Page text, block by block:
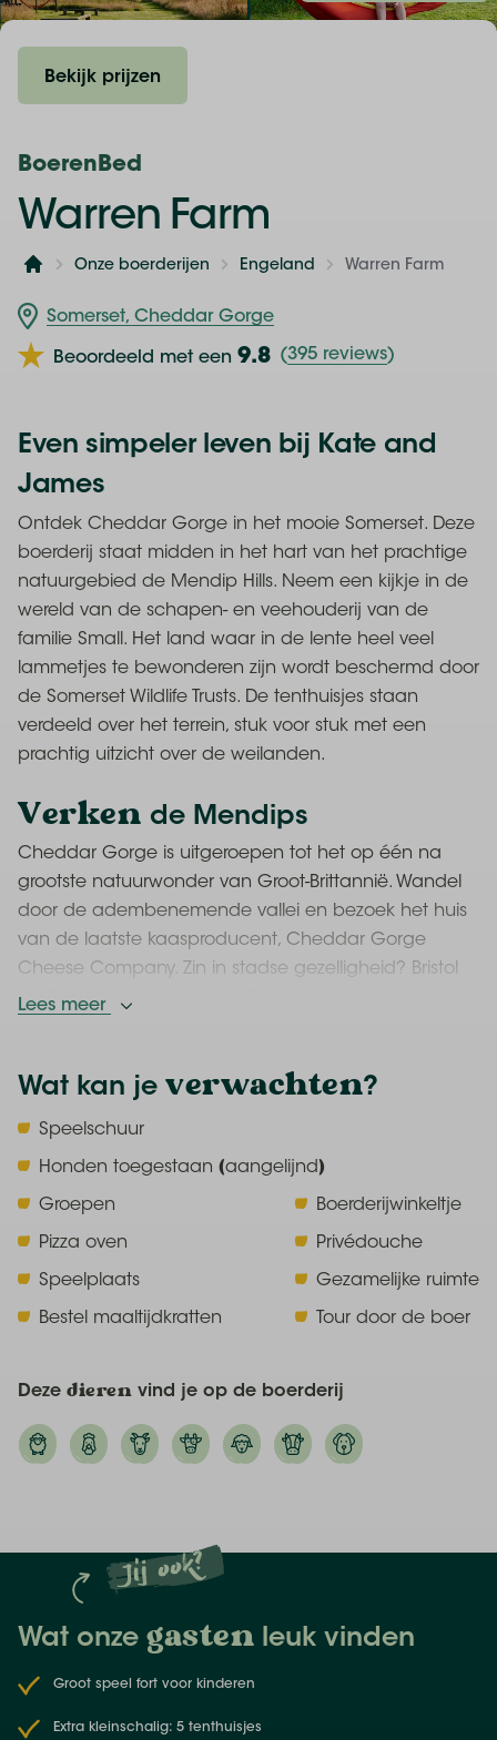
BoerenBed
Bekijk prijzen
Warren Farm
Onze boerderijen Engeland Warren Farm
Somerset, Cheddar Gorge
Beoordeeld met een 9.8 (395 reviews)
Even simpeler leven bij Kate and
James
Ontdek Cheddar Gorge in het mooie Somerset. Deze
boerderij staat midden in het hart van het prachtige
natuurgebied de Mendip Hills. Neem een kijkje in de
wereld van de schapen- en veehouderij van de
familie Small. Het land waar in de lente heel veel
lammetjes te bewonderen zijn wordt beschermd door
de Somerset Wildlife Trusts. De tenthuisjes staan
verdeeld over het terrein, stuk voor stuk met een
prachtig uitzicht over de weilanden.
Verken de Mendips
Cheddar Gorge is uitgeroepen tot het op één na
grootste natuurwonder van Groot-Brittannië. Wandel
door de adembenemende vallei en bezoek het huis
van de laatste kaasproducent, Cheddar Gorge
Cheese Company. Zin in stadse gezelligheid? Bristol
en Bath liggen op slechts 40 minuten afstand.
Dit doe je
schapen, geiten en kippen! Deze ruime boerderij is
een grote speeltuin, inclusief glijbanen, schommels en
een zandbak. Terwijl de kinderen spelen geniet jij
buiten op de ligstoelen van je favoriete boek. Loop
maaltijd en haal alvast marshmallows en warme
van de dag geniet je samen van al het lekkers rond
comfy bed in.
Lees meer
Wat kan je verwachten?
Speelschuur
Honden toegestaan (aangelijnd)
Groepen Boerderijwinkeltje
Pizza oven Privédouche
Speelplaats Gezamelijke ruimte
Bestel maaltijdkratten Tour door de boer
Deze dieren vind je op de boerderij
Jij ook?
Wat onze gasten leuk vinden
Groot speel fort voor kinderen
Extra kleinschalig: 5 tenthuisjes